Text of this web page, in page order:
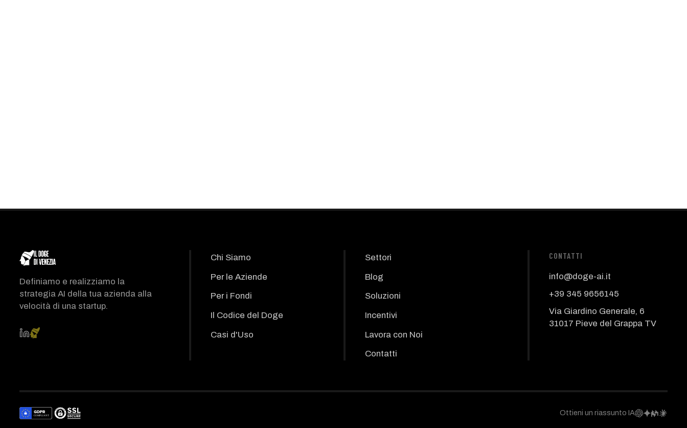
Definiamo e realizziamo la
strategia AI della tua azienda alla
velocità di una startup.
Chi Siamo
Per le Aziende
Per i Fondi
Il Codice del Doge
Casi d'Uso
Settori
Blog
Soluzioni
Incentivi
Lavora con Noi
Contatti
CONTATTI
info@doge-ai.it
+39 345 9656145
Via Giardino Generale, 6
31017 Pieve del Grappa TV
Ottieni un riassunto IA